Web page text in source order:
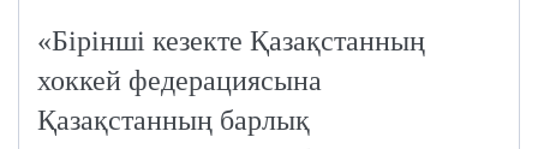
«Бірінші кезекте Қазақстанның
хоккей федерациясына
Қазақстанның барлық